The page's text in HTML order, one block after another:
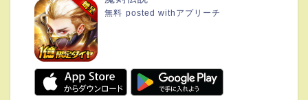
無料 posted with アプリーチ